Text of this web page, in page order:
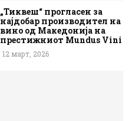
„Тиквеш“ прогласен за
најдобар производител на
вино од Македонија на
престижниот Mundus Vini
12 март, 2026